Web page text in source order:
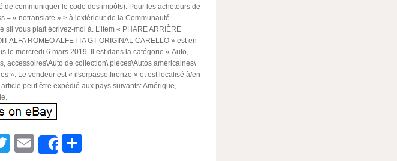
de communiquer le code des impôts). Pour les acheteurs de
= « notranslate » > à lextérieur de la Communauté
sil vous plaît écrivez-moi à. L’item « PHARE ARRIÈRE
ALFA ROMEO ALFETTA GT ORIGINAL CARELLO » est en
le mercredi 6 mars 2019. Il est dans la catégorie « Auto,
accessoires\Auto de collection\ pièces\Autos américaines\
». Le vendeur est « ilsorpasso.firenze » et est localisé à/en
article peut être expédié aux pays suivants: Amérique,
TwitterEmailShare